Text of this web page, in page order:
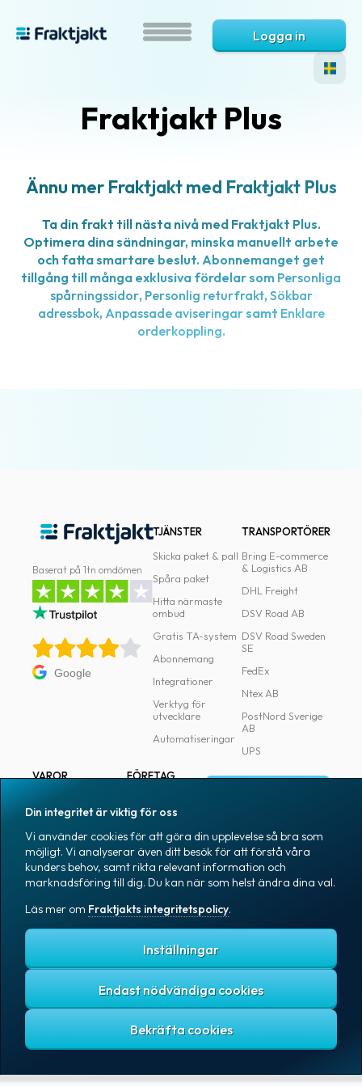
-
Automatiseringar
Automatisering
Automatiska
Smartare
Frakttjänster
i
Fraktjakt
av
Begränsad
mängd
farligt
gods
Beräkna
Förbetald
Frakthandlingar
Logga in
Fraktjakt Plus
Ännu mer Fraktjakt med Fraktjakt Plus
Ta din frakt till nästa nivå med Fraktjakt Plus.
Optimera dina sändningar, minska manuellt arbete
och fatta smartare beslut. Abonnemanget get
tillgång till många exklusiva fördelar som Personliga
spårningssidor, Personlig returfrakt, Sökbar
adressbok, Anpassade aviseringarsamt Enklare
orderkoppling.
Baserat på 1tn omdömen
Google
TJÄNSTER
Skicka paket & pall
Spåra paket
Hitta närmaste
ombud
Gratis TA-system
Abonnemang
Integrationer
Verktyg för
utvecklare
Automatiseringar
TRANSPORTÖRER
Bring E-commerce
& Logistics AB
DHL Freight
DSV Road AB
DSV Road Sweden
SE
FedEx
Ntex AB
PostNord Sverige
AB
UPS
VAROR
Märkning
Emballage
Emballagetillbehör
Kontorsvaror
FÖRETAG
Pressrum
Medarbetare
Jobb & karriär
Nyhetsarkiv
Blogg
Skapa konto
Fraktjakts integritetspolicy
Allmänna villkor
Copyright © 2007 – 2026 Fraktjakt AB. All rights reserved.
Din integritet är viktig för oss
Vi använder cookies för att göra din upplevelse så bra som
möjligt. Vi analyserar även ditt besök för att förstå våra
kunders behov, samt rikta relevant information och
marknadsföring till dig. Du kan när som helst ändra dina val.
Läs mer om Fraktjakts integritetspolicy.
Inställningar
Endast nödvändiga cookies